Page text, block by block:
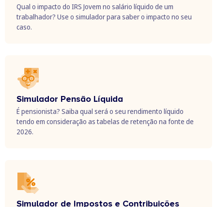
Qual o impacto do IRS Jovem no salário líquido de um
trabalhador? Use o simulador para saber o impacto no seu
caso.
Simulador Pensão Líquida
É pensionista? Saiba qual será o seu rendimento líquido
tendo em consideração as tabelas de retenção na fonte de
2026.
Simulador de Impostos e Contribuições